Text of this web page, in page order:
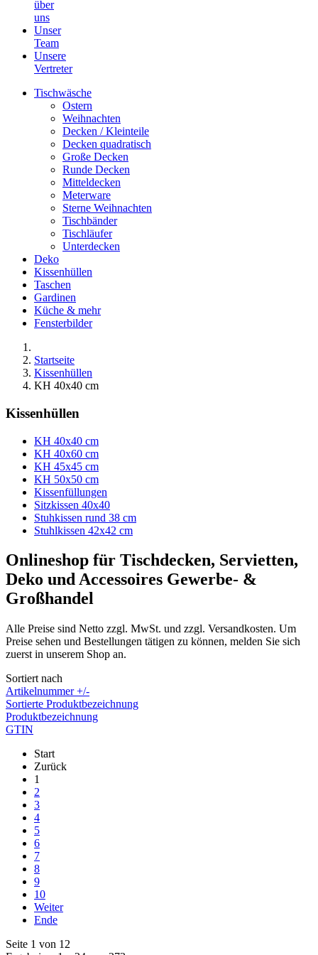
über
uns
Unser
Team
Unsere
Vertreter
Tischwäsche
Ostern
Weihnachten
Decken / Kleinteile
Decken quadratisch
Große Decken
Runde Decken
Mitteldecken
Meterware
Sterne Weihnachten
Tischbänder
Tischläufer
Unterdecken
Deko
Kissenhüllen
Taschen
Gardinen
Küche & mehr
Fensterbilder
Startseite
Kissenhüllen
KH 40x40 cm
Kissenhüllen
KH 40x40 cm
KH 40x60 cm
KH 45x45 cm
KH 50x50 cm
Kissenfüllungen
Sitzkissen 40x40
Stuhkissen rund 38 cm
Stuhlkissen 42x42 cm
Onlineshop für Tischdecken, Servietten,
Deko und Accessoires Gewerbe- &
Großhandel
Alle Preise sind Netto zzgl. MwSt. und zzgl. Versandkosten. Um
Preise sehen und Bestellungen tätigen zu können, melden Sie sich
zuerst in unserem Shop an.
Sortiert nach
Artikelnummer +/-
Sortierte Produktbezeichnung
Produktbezeichnung
GTIN
Start
Zurück
1
2
3
4
5
6
7
8
9
10
Weiter
Ende
Seite 1 von 12